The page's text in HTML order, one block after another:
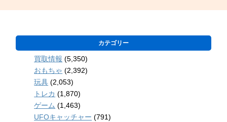
カテゴリー
買取情報 (5,350)
おもちゃ (2,392)
玩具 (2,053)
トレカ (1,870)
ゲーム (1,463)
UFOキャッチャー (791)